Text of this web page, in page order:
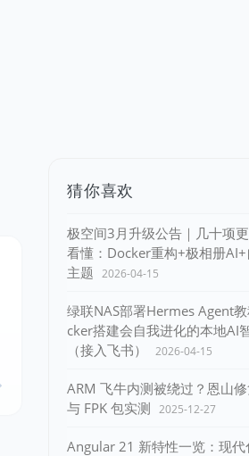
猜你喜欢
极空间3月升级公告｜几十项
看懂：Docker重构+极相册AI+
主题 2026-04-15
绿联NAS部署Hermes Agent
cker搭建会自我进化的本地AI
（接入飞书）
2026-04-15
ARM 飞牛内测被绕过？恩山
与 FPK 包实测 2025-12-27
Angular 21 新特性一览：现代